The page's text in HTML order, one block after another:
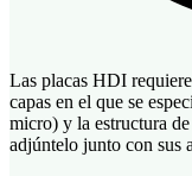
Las placas HDI
capas en el que se
micro) y la estructura
adjúntelo junto con sus